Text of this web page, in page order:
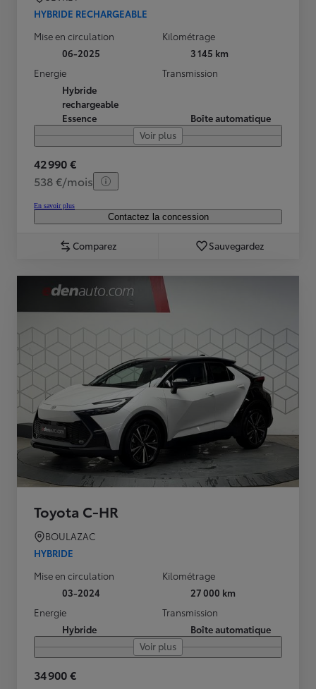
HYBRIDE RECHARGEABLE
Mise en circulation
06-2025
Kilométrage
3 145 km
Energie
Hybride
rechargeable
Essence
Transmission
Boîte automatique
Voir plus
42 990 €
538 €/mois
En savoir plus
Contactez la concession
Comparez Sauvegardez
Toyota C-HR
BOULAZAC
HYBRIDE
Mise en circulation
03-2024
Kilométrage
27 000 km
Energie
Hybride
Transmission
Boîte automatique
Voir plus
34 900 €